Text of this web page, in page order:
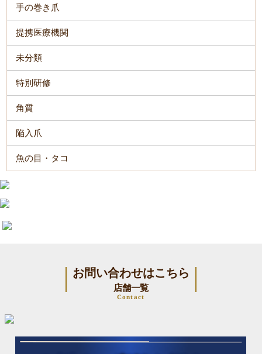
手の巻き爪
提携医療機関
未分類
特別研修
角質
陥入爪
魚の目・タコ
お問い合わせはこちら
店舗一覧
Contact